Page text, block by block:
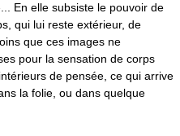
En elle subsiste le pouvoir de
qui lui reste extérieur, de
que ces images ne
pour la sensation de corps
de pensée, ce qui arrive
la folie, ou dans quelque